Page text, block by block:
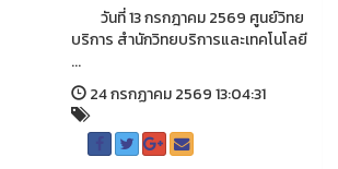
วันที่ 13 กรกฎาคม 2569 ศูนย์วิทย
บริการ สำนักวิทยบริการและเทคโนโลยี
...
24 กรกฏาคม 2569 13:04:31